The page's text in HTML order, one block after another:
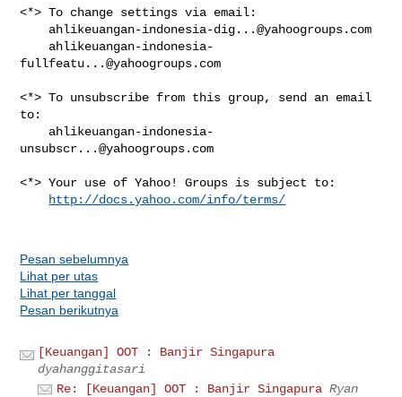
<*> To change settings via email:
ahlikeuangan-indonesia-dig...@yahoogroups.com
ahlikeuangan-indonesia-
fullfeatu...@yahoogroups.com
<*> To unsubscribe from this group, send an email
to:
ahlikeuangan-indonesia-
unsubscr...@yahoogroups.com
<*> Your use of Yahoo! Groups is subject to:
http://docs.yahoo.com/info/terms/
Pesan sebelumnya
Lihat per utas
Lihat per tanggal
Pesan berikutnya
[Keuangan] OOT : Banjir Singapura
dyahanggitasari
Re: [Keuangan] OOT : Banjir Singapura Ryan